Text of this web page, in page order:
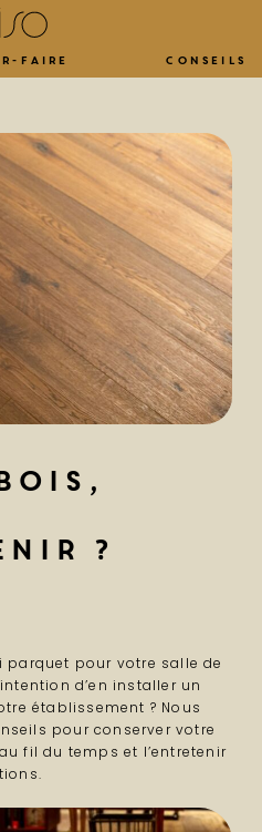
faire Conseils
?
parquet pour votre salle de
d’en installer un
établissement ? Nous
pour conserver votre
fil du temps et l’entretenir